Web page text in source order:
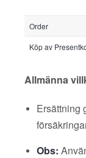
Order
Köp av
Allmänna
Ersättning
Obs: